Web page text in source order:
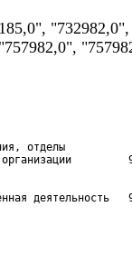
отделы